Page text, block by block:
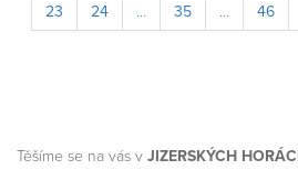
23
24 … 35 … 46
Těšíme se na vás v JIZERSKÝCH